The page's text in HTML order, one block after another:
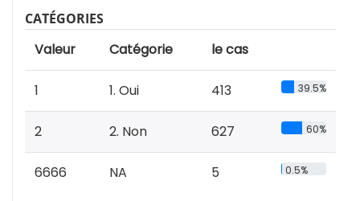
CATÉGORIES
Valeur Catégorie le cas
1 1. Oui 413 39.5%
2 2. Non 627 60%
6666 NA 5 0.5%